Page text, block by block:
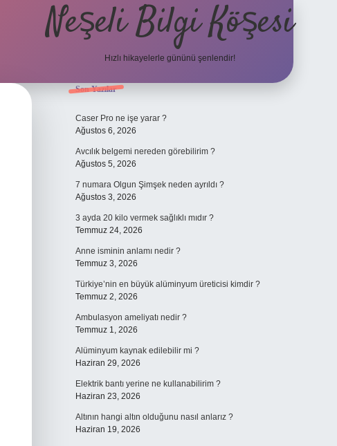
Neşeli Bilgi Köşesi
Hızlı hikayelerle gününü şenlendir!
Sidebar
Son Yazılar
Caser Pro ne işe yarar ?
Ağustos 6, 2026
Avcılık belgemi nereden görebilirim ?
Ağustos 5, 2026
7 numara Olgun Şimşek neden ayrıldı ?
Ağustos 3, 2026
3 ayda 20 kilo vermek sağlıklı mıdır ?
Temmuz 24, 2026
Anne isminin anlamı nedir ?
Temmuz 3, 2026
Türkiye’nin en büyük alüminyum üreticisi kimdir ?
Temmuz 2, 2026
Ambulasyon ameliyatı nedir ?
Temmuz 1, 2026
Alüminyum kaynak edilebilir mi ?
Haziran 29, 2026
Elektrik bantı yerine ne kullanabilirim ?
Haziran 23, 2026
Altının hangi altın olduğunu nasıl anlarız ?
Haziran 19, 2026